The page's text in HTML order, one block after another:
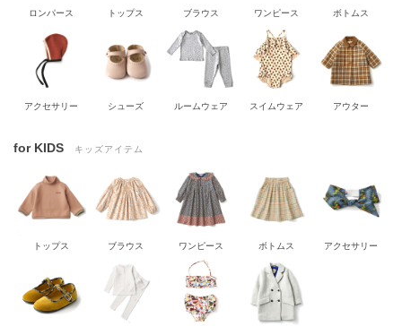
ロンパース トップス ブラウス ワンピース ボトムス
アクセサリー シューズ ルームウェア スイムウェア アウター
for KIDS キッズアイテム
トップス ブラウス ワンピース ボトムス アクセサリー